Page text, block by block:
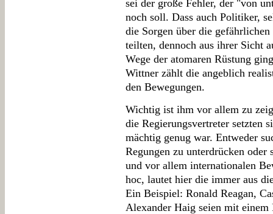
sei der große Fehler, der "von
noch soll. Dass auch Politiker,
die Sorgen über die
teilten, dennoch aus ihrer Sicht
Wege der atomaren Rüstung
Wittner zählt die angeblich
den Bewegungen.
Wichtig ist ihm vor allem zu
die Regierungsvertreter setzten
mächtig genug war. Entweder
Regungen zu unterdrücken
und vor allem internationalen
hoc, lautet hier die immer aus
Ein Beispiel: Ronald Reagan,
Alexander Haig seien mit einem